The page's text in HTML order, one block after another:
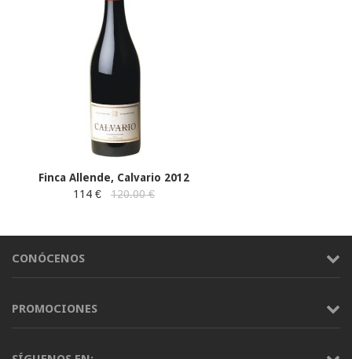
Finca Allende, Calvario 2012
114 €
120.00 €
CONÓCENOS
PROMOCIONES